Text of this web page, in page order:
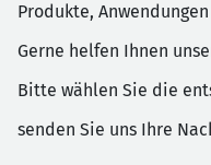
Produkte,
Gerne helfen Ihnen
Bitte wählen Sie die
senden Sie uns Ihre